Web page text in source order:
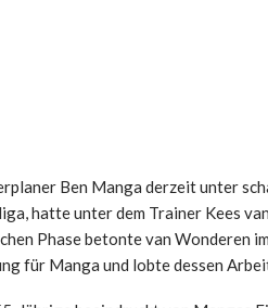
Ben Manga derzeit unter
hatte unter dem Trainer Kees
Phase betonte van Wonderen
für Manga und lobte dessen